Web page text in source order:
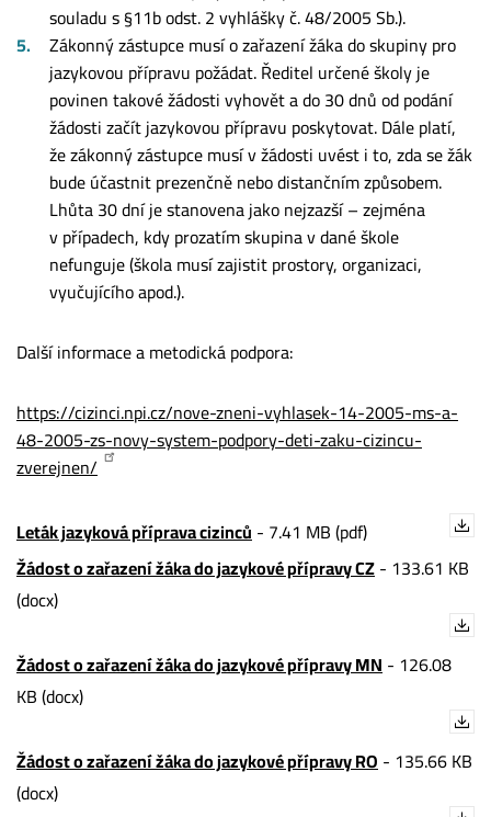
souladu s §11b odst. 2 vyhlášky č. 48/2005 Sb.).
Zákonný zástupce musí o zařazení žáka do skupiny pro
jazykovou přípravu požádat. Ředitel určené školy je
povinen takové žádosti vyhovět a do 30 dnů od podání
žádosti začít jazykovou přípravu poskytovat. Dále platí,
že zákonný zástupce musí v žádosti uvést i to, zda se žák
bude účastnit prezenčně nebo distančním způsobem.
Lhůta 30 dní je stanovena jako nejzazší – zejména
v případech, kdy prozatím skupina v dané škole
nefunguje (škola musí zajistit prostory, organizaci,
vyučujícího apod.).
Další informace a metodická podpora:
https://cizinci.npi.cz/nove-zneni-vyhlasek-14-2005-ms-a-
48-2005-zs-novy-system-podpory-deti-zaku-cizincu-
zverejnen/
Leták jazyková příprava cizinců- 7.41 MB (pdf)
Žádost o zařazení žáka do jazykové přípravy CZ- 133.61 KB
(docx)
Žádost o zařazení žáka do jazykové přípravy MN- 126.08
KB (docx)
Žádost o zařazení žáka do jazykové přípravy RO- 135.66 KB
(docx)